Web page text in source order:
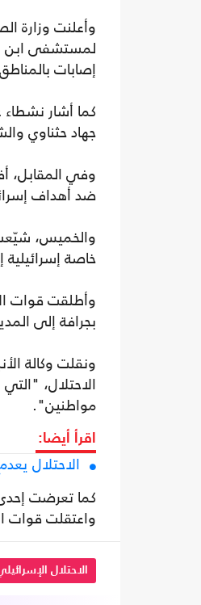
وأعلنت وزارة
إصابات
كما أشار
جهاد حثناوي
وفي المقابل،
ضد أهداف
خاصة
وأطلقت قوات
بجرافة إلى
ونقلت وكالة
الاحتلال،
مواطنين".
اقرأ أيضا:
الاحتلال
كما تعرضت
واعتقلت قوات
الاحتلال